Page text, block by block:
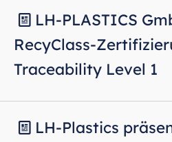
 LH-PLASTICS
RecyClass-
Traceability Level 1
 LH-Plastics